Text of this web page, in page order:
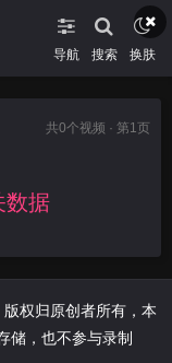
导航 搜索 换肤
共0个视频 · 第1页
据
权归原创者所有，本
储，也不参与录制